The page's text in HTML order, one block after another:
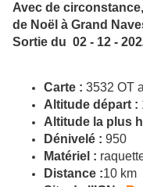
Avec de
de Noël à Grand
Sortie du 02 - 12 -
Carte : 3532 OT
Altitude départ :
Altitude la plus
Dénivelé : 950
Matériel :
Distance :10 km